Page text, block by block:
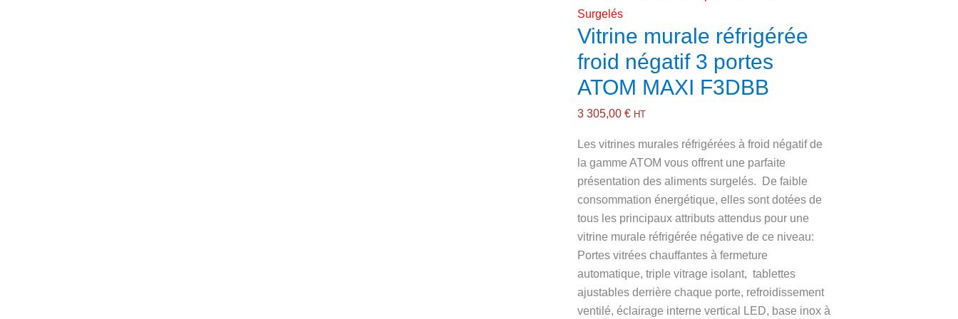
Surgelés
Vitrine murale réfrigérée
froid négatif 3 portes
ATOM MAXI F3DBB
3 305,00€ HT
Les vitrines murales réfrigérées à froid négatif de
la gamme ATOM vous offrent une parfaite
présentation des aliments surgelés. De faible
consommation énergétique, elles sont dotées de
tous les principaux attributs attendus pour une
vitrine murale réfrigérée négative de ce niveau:
Portes vitrées chauffantes à fermeture
automatique, triple vitrage isolant, tablettes
ajustables derrière chaque porte, refroidissement
ventilé, éclairage interne vertical LED, base inox à